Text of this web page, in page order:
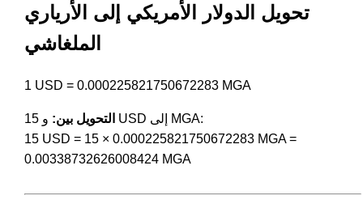
تحويل الدولار الأمريكي إلى الأرياري
الملغاشي
1 USD = 0.000225821750672283 MGA
التحويل بين:
و 15 USD إلى MGA:
15 USD = 15 × 0.000225821750672283 MGA =
0.00338732626008424 MGA